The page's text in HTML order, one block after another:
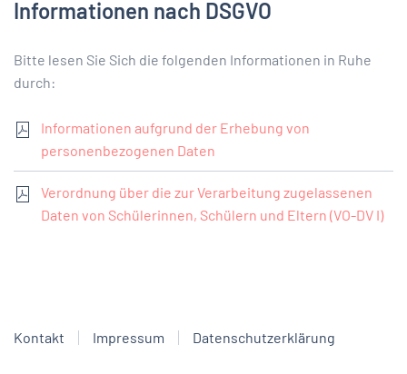
Informationen nach DSGVO
Bitte lesen Sie Sich die folgenden Informationen in Ruhe
durch:
Informationen aufgrund der Erhebung von
personenbezogenen Daten
Verordnung über die zur Verarbeitung zugelassenen
Daten von Schülerinnen, Schülern und Eltern (VO-DV I)
Kontakt Impressum Datenschutzerklärung